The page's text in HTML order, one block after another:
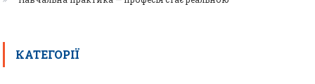
КАТЕГОРІЇ